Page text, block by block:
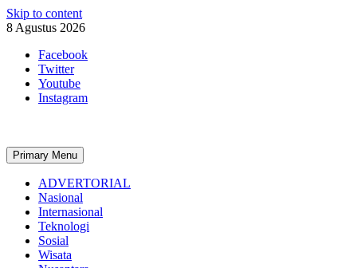
Skip to content
8 Agustus 2026
Facebook
Twitter
Youtube
Instagram
Primary Menu
ADVERTORIAL
Nasional
Internasional
Teknologi
Sosial
Wisata